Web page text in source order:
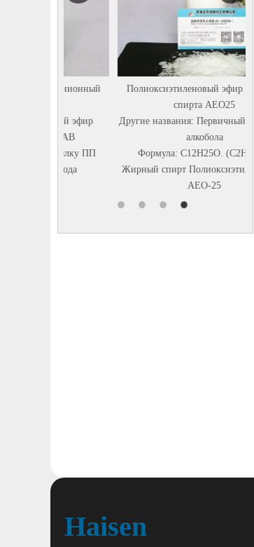
Полиоксиэтиленовый эфир жирного
спирта AEO25
Другие названия: Первичный этоксилат
Формула: C12H25O. (C2H4O) n
Жирный спирт Полиоксиэтилен-эфир-
Haisen